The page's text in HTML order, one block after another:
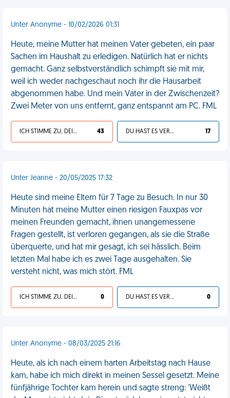
Unter Anonyme - 10/02/2026 01:31
Heute, meine Mutter hat meinen Vater gebeten, ein paar
Sachen im Haushalt zu erledigen. Natürlich hat er nichts
gemacht. Ganz selbstverständlich schimpft sie mit mir,
weil ich weder nachgeschaut noch ihr die Hausarbeit
abgenommen habe. Und mein Vater in der Zwischenzeit?
Zwei Meter von uns entfernt, ganz entspannt am PC. FML
ICH STIMME ZU, DEIN LEBEN IST SCHEISSE 43 DU HAST ES VERDIENT 17
Unter Jeanne - 20/05/2025 17:32
Heute sind meine Eltern für 7 Tage zu Besuch. In nur 30
Minuten hat meine Mutter einen riesigen Fauxpas vor
meinen Freunden gemacht, ihnen unangemessene
Fragen gestellt, ist verloren gegangen, als sie die Straße
überquerte, und hat mir gesagt, ich sei hässlich. Beim
letzten Mal habe ich es zwei Tage ausgehalten. Sie
versteht nicht, was mich stört. FML
ICH STIMME ZU, DEIN LEBEN IST SCHEISSE 0 DU HAST ES VERDIENT 0
Unter Anonyme - 08/03/2025 21:16
Heute, als ich nach einem harten Arbeitstag nach Hause
kam, habe ich mich direkt in meinen Sessel gesetzt. Meine
fünfjährige Tochter kam herein und sagte streng: 'Weißt